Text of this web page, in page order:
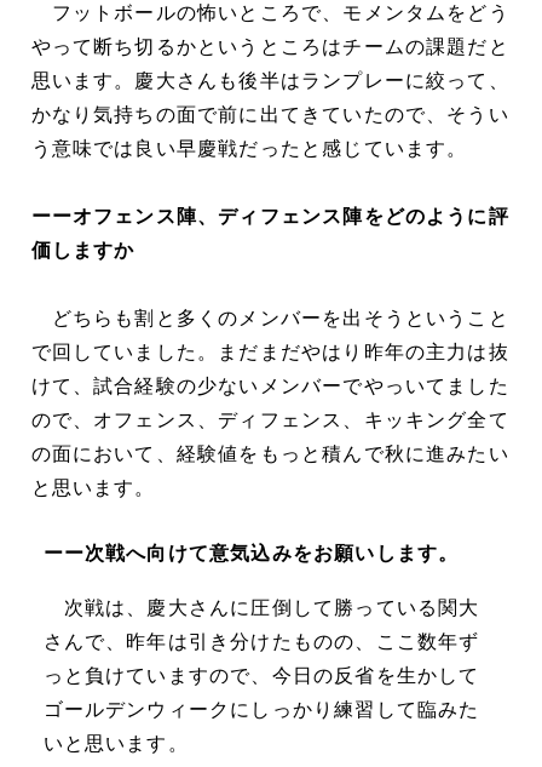
フットボールの怖いところで、モメンタムをどう
やって断ち切るかというところはチームの課題だと
思います。慶大さんも後半はランプレーに絞って、
かなり気持ちの面で前に出てきていたので、そうい
う意味では良い早慶戦だったと感じています。
ーーオフェンス陣、ディフェンス陣をどのように評
価しますか
どちらも割と多くのメンバーを出そうということ
で回していました。まだまだやはり昨年の主力は抜
けて、試合経験の少ないメンバーでやっいてました
ので、オフェンス、ディフェンス、キッキング全て
の面において、経験値をもっと積んで秋に進みたい
と思います。
ーー次戦へ向けて意気込みをお願いします。
次戦は、慶大さんに圧倒して勝っている関大
さんで、昨年は引き分けたものの、ここ数年ず
っと負けていますので、今日の反省を生かして
ゴールデンウィークにしっかり練習して臨みた
いと思います。